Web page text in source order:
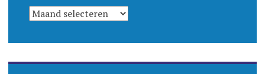
KALENDER